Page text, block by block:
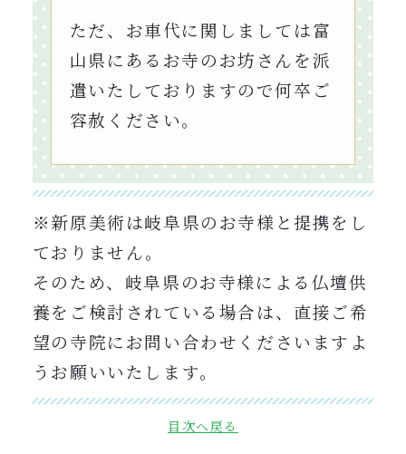
ただ、お車代に関しましては富
山県にあるお寺のお坊さんを派
遣いたしておりますので何卒ご
容赦ください。
※新原美術は岐阜県のお寺様と提携をし
ておりません。
そのため、岐阜県のお寺様による仏壇供
養をご検討されている場合は、直接ご希
望の寺院にお問い合わせくださいますよ
うお願いいたします。
目次へ戻る